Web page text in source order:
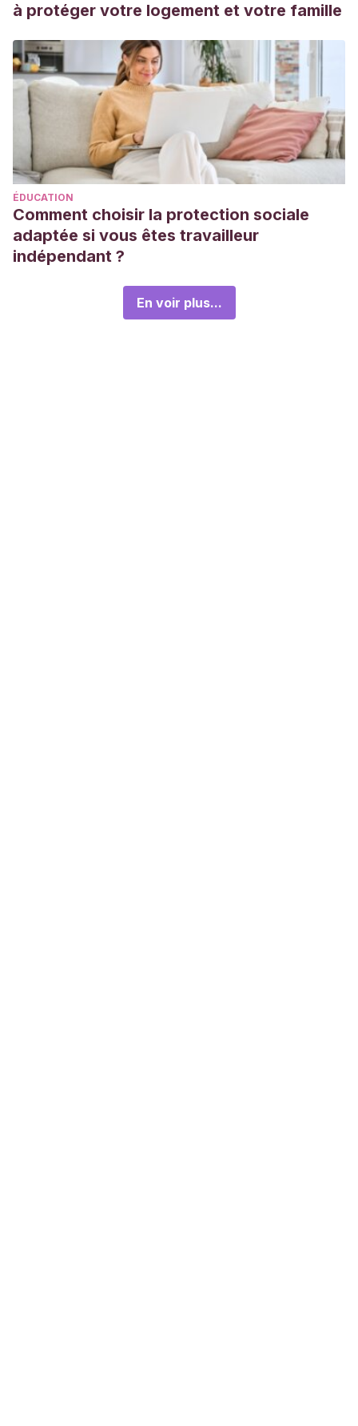
à protéger votre logement et votre famille
ÉDUCATION
Comment choisir la protection sociale
adaptée si vous êtes travailleur
indépendant ?
En voir plus...